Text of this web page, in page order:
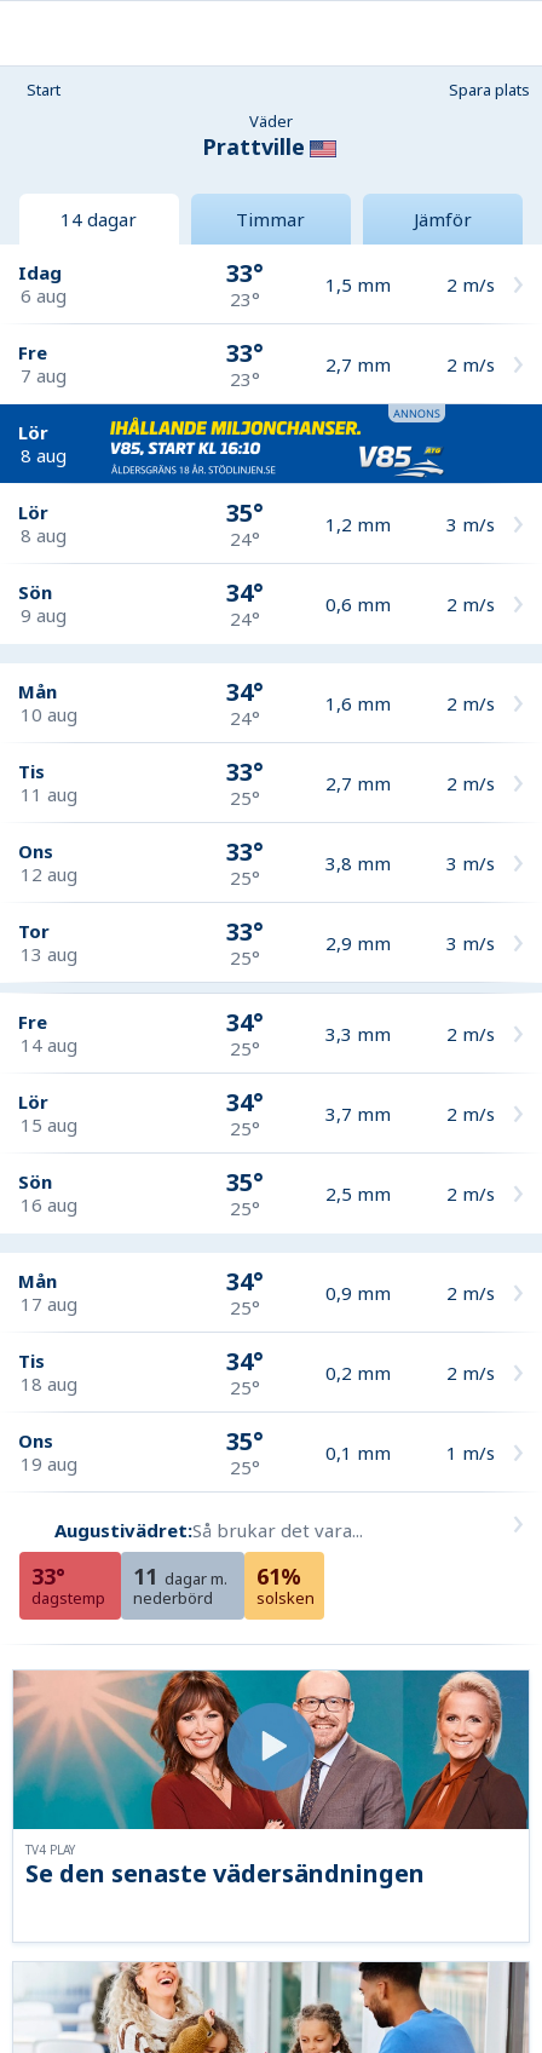
Start
Spara plats
Väder
Prattville
14 dagar Timmar Jämför
Idag
6 aug
33°
23°
1,5 mm 2 m/s
Fre
7 aug
33°
23°
2,7 mm 2 m/s
Lör
8 aug
Lör
8 aug
35°
24°
1,2 mm 3 m/s
Sön
9 aug
34°
24°
0,6 mm 2 m/s
Mån
10 aug
34°
24°
1,6 mm 2 m/s
Tis
11 aug
33°
25°
2,7 mm 2 m/s
Ons
12 aug
33°
25°
3,8 mm 3 m/s
Tor
13 aug
33°
25°
2,9 mm 3 m/s
Fre
14 aug
34°
25°
3,3 mm 2 m/s
Lör
15 aug
34°
25°
3,7 mm 2 m/s
Sön
16 aug
35°
25°
2,5 mm 2 m/s
Mån
17 aug
34°
25°
0,9 mm 2 m/s
Tis
18 aug
34°
25°
0,2 mm 2 m/s
Ons
19 aug
35°
25°
0,1 mm 1 m/s
Augustivädret:Så brukar det vara...
33°
dagstemp
11 dagar m.
nederbörd
61%
solsken
Se den senaste vädersändningen
TV4 PLAY